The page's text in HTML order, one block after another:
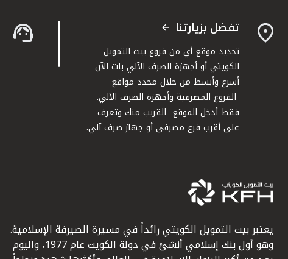
تفضل بزيارتنا
تحديد موقع أي من فروع بيت التمويل
الكويتي أو أجهزة الصرف الآلي بات الآن
أسرع وأبسط من خلال محدد مواقع
الفروع المصرفية وأجهزة الصرف الآلي.
فقط أدخل الموقع القريب منك وتعرف
على أقرب فرع مصرفي أو جهاز صرف آلي.
يعتبر بيت التمويل الكويتي رائداً في مسيرة الصيرفة الإسلامية.
وهو أول بنك إسلامي أنشئ في دولة الكويت عام 1977، واليوم